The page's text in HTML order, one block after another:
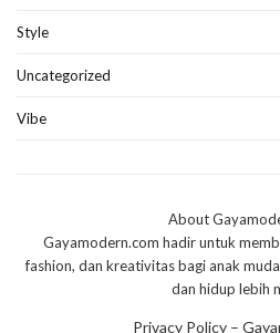
Style
Uncategorized
Vibe
About
Gayamodern.com hadir untuk
fashion, dan kreativitas bagi anak
dan hidup lebih
Privacy Policy –